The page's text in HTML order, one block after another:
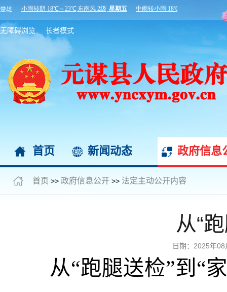
无障碍浏览 长者模式
首页 新闻动态 政府信息
首页 >> 政府信息公开 >> 法定主动公开内容
从“
日期：2025年
从“跑腿送检”到“